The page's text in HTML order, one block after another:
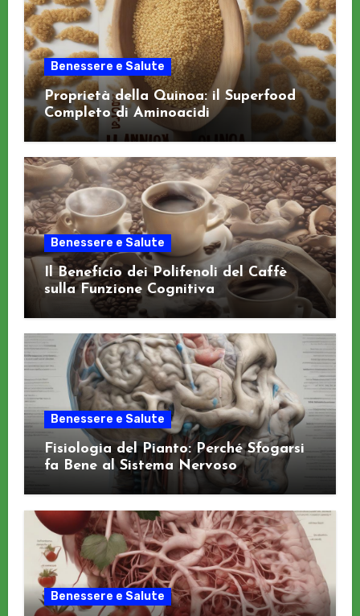
Benessere e Salute
Proprietà della Quinoa: il Superfood
Completo di Aminoacidi
Benessere e Salute
Il Beneficio dei Polifenoli del Caffè
sulla Funzione Cognitiva
Benessere e Salute
Fisiologia del Pianto: Perché Sfogarsi
fa Bene al Sistema Nervoso
Benessere e Salute